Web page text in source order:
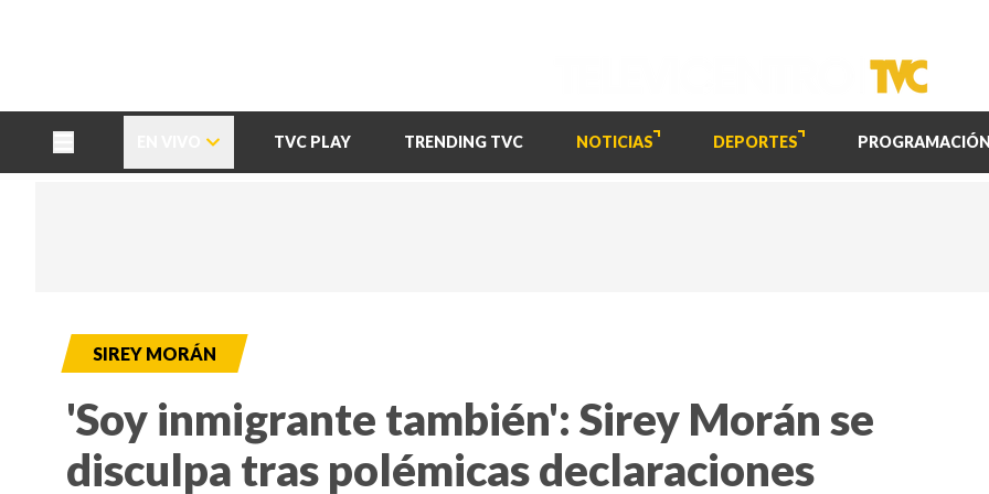
TVC PLAY TRENDING TVC NOTICIAS DEPORTES PROGRAMACIÓN
SIREY MORÁN
'Soy inmigrante también': Sirey Morán se
disculpa tras polémicas declaraciones